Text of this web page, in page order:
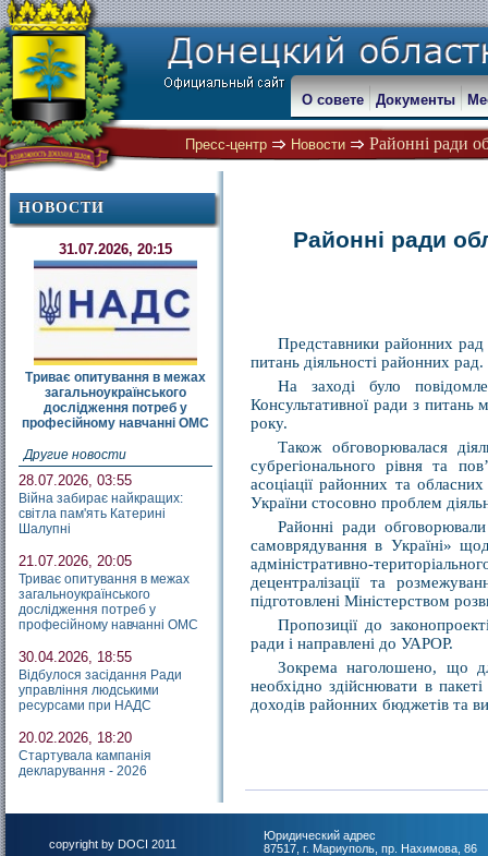
Пресс-центр Новости Районні ради
О совете Документы
НОВОСТИ
31.07.2026, 20:15
Триває опитування в межах
загальноукраїнського
дослідження потреб у
професійному навчанні ОМС
Другие новости
28.07.2026, 03:55
Війна забирає найкращих:
світла пам'ять Катерині
Шалупні
21.07.2026, 20:05
Триває опитування в межах
загальноукраїнського
дослідження потреб у
професійному навчанні ОМС
30.04.2026, 18:55
Відбулося засідання Ради
управління людськими
ресурсами при НАДС
20.02.2026, 18:20
Стартувала кампанія
декларування - 2026
Районні ради
Представники районних рад
питань діяльності районних
На заході було
Консультативної ради з питань
року.
Також обговорювалася
субрегіонального рівня та
асоціації районних та
України стосовно проблем
Районні ради
самоврядування в Україні»
адміністративно-
децентралізації та
підготовлені Міністерством
Пропозиції до
ради і направлені до УАРОР.
Зокрема наголошено, що
необхідно здійснювати в
доходів районних бюджетів та
copyright by DOCI 2011
Юридический адрес
87517, г. Мариуполь, пр. Нахимова, 86